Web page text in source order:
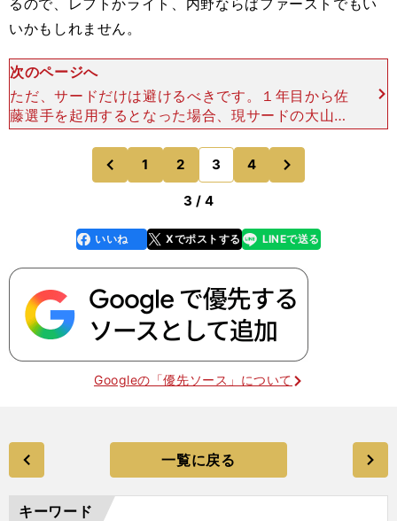
るので、レフトかライト、内野ならばファーストでもい
いかもしれません。
次のページへ
ただ、サードだけは避けるべきです。１年目から佐
藤選手を起用するとなった場合、現サードの大山選
手を別のポジションに移す必要があるからです。今
シーズンの途中で、ケガから復帰したばかりの（ジ
ェフリー・）マル
前
のページへ
1 2 3 4
のページへ
3 / 4
faceboo
k
いいね Xでポストする
line LINEで送る
Googleの「優先ソース」について
一覧に戻る
キーワード